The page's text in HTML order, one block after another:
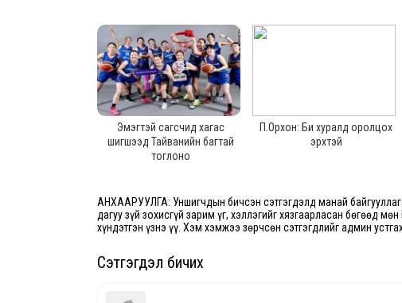
Эмэгтэй сагсчид хагас
шигшээд Тайванийн багтай
тоглоно
П.Орхон: Би хуралд оролцох
эрхтэй
АНХААРУУЛГА: Уншигчдын бичсэн сэтгэгдэлд манай
дагуу зүй зохисгүй зарим үг, хэллэгийг хязгаарласан бөгөөд
хүндэтгэн үзнэ үү. Хэм хэмжээ зөрчсөн сэтгэгдлийг админ
Сэтгэгдэл бичих